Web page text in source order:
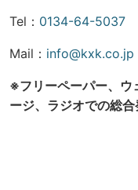
Tel： 0134-64-5037
Mail： info@kxk.co.jp
※フリーペーパー、ウ
ージ、ラジオでの総合